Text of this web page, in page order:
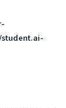
student.ai-